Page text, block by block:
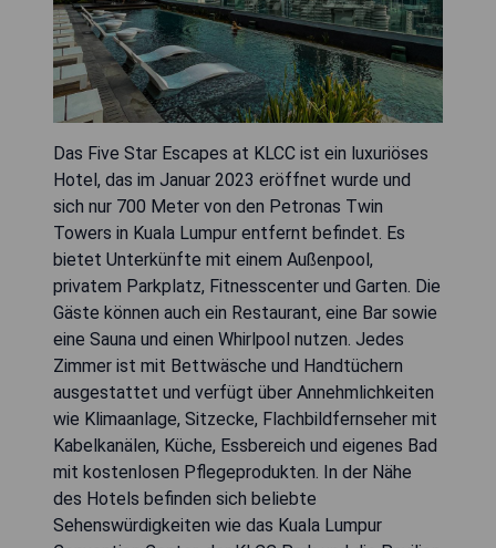
Das Five Star Escapes at KLCC ist ein luxuriöses
Hotel, das im Januar 2023 eröffnet wurde und
sich nur 700 Meter von den Petronas Twin
Towers in Kuala Lumpur entfernt befindet. Es
bietet Unterkünfte mit einem Außenpool,
privatem Parkplatz, Fitnesscenter und Garten. Die
Gäste können auch ein Restaurant, eine Bar sowie
eine Sauna und einen Whirlpool nutzen. Jedes
Zimmer ist mit Bettwäsche und Handtüchern
ausgestattet und verfügt über Annehmlichkeiten
wie Klimaanlage, Sitzecke, Flachbildfernseher mit
Kabelkanälen, Küche, Essbereich und eigenes Bad
mit kostenlosen Pflegeprodukten. In der Nähe
des Hotels befinden sich beliebte
Sehenswürdigkeiten wie das Kuala Lumpur